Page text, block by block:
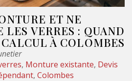
ET NE
LES VERRES : QUAND
À COLOMBES
, Monture existante, Devis
, Colombes